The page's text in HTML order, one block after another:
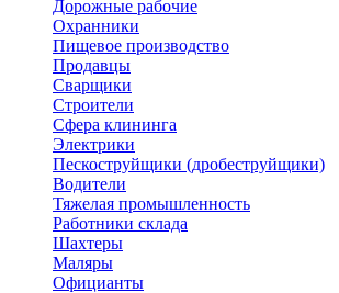
Дорожные рабочие
Охранники
Пищевое производство
Продавцы
Сварщики
Строители
Сфера клининга
Электрики
Пескоструйщики (дробеструйщики)
Водители
Тяжелая промышленность
Работники склада
Шахтеры
Маляры
Официанты